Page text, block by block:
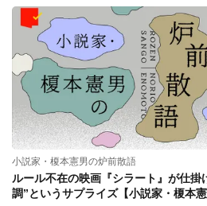
小説家・榎本憲男の炉前散語
ルール不在の映画『シラート』が仕掛
調”というサプライズ【小説家・榎本憲